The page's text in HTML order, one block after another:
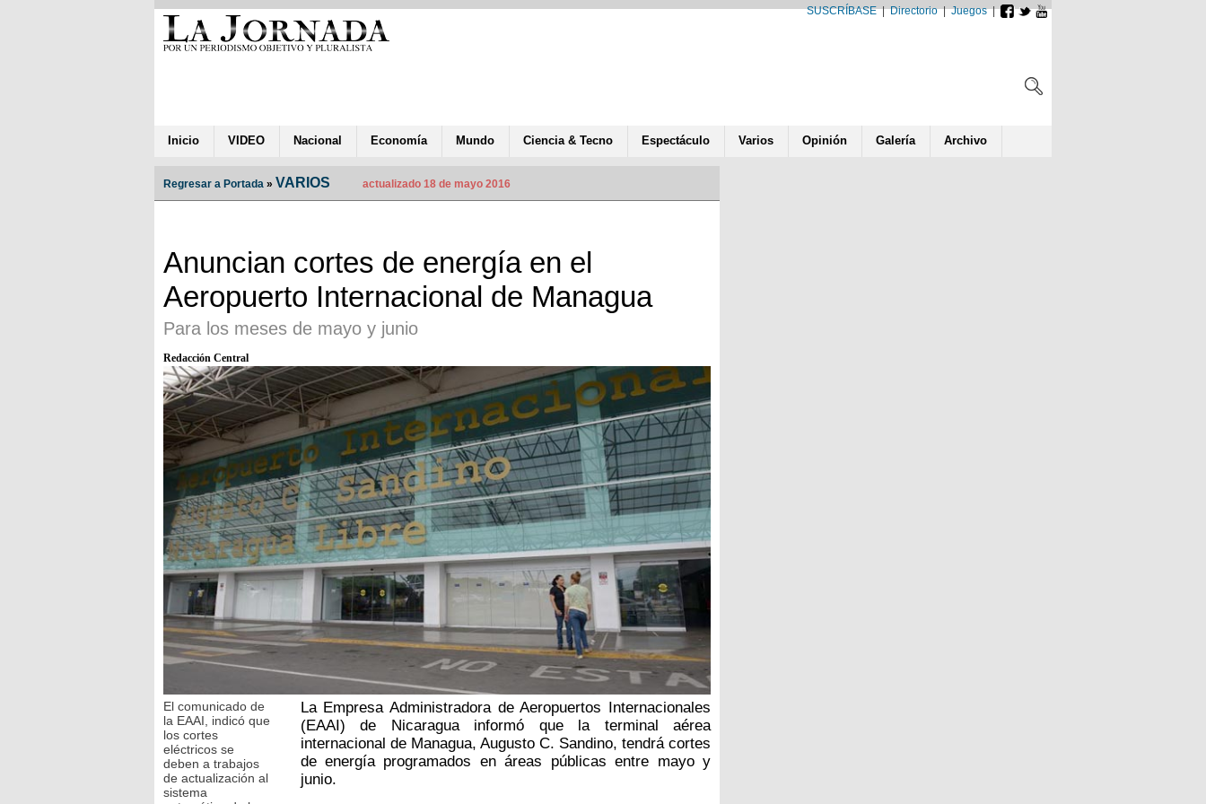
SUSCRÍBASE|Directorio|Juegos|
Inicio VIDEO Nacional Economía Mundo Ciencia & Tecno Espectáculo Varios Opinión Galería Archivo
Regresar a Portada » VARIOS actualizado 18 de mayo 2016
Anuncian cortes de energía en el
Aeropuerto Internacional de Managua
Para los meses de mayo y junio
Redacción Central
El comunicado de
la EAAI, indicó que
los cortes
eléctricos se
deben a trabajos
de actualización al
sistema
La Empresa Administradora de Aeropuertos Internacionales
(EAAI) de Nicaragua informó que la terminal aérea
internacional de Managua, Augusto C. Sandino, tendrá cortes
de energía programados en áreas públicas entre mayo y
junio.